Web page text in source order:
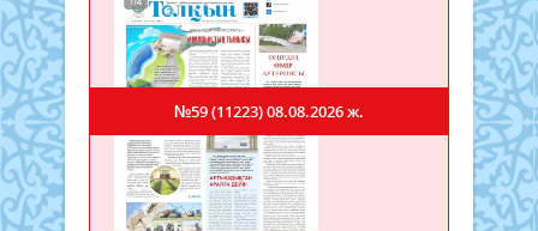
№59 (11223)08.08.2026 ж.